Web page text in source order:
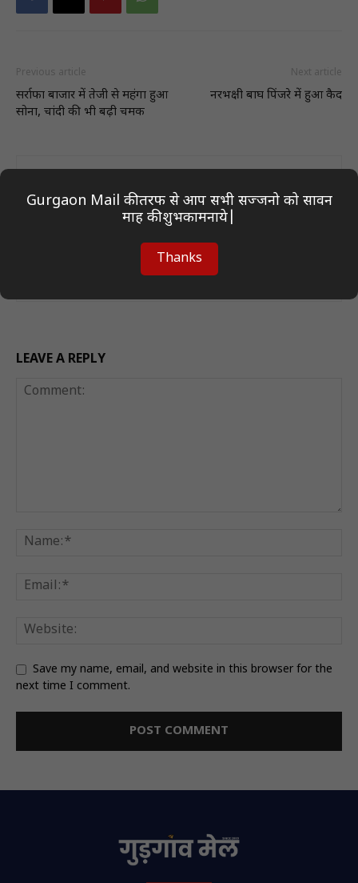
Previous article
सर्राफा बाजार में तेजी से महंगा हुआ
सोना, चांदी की भी बढ़ी चमक
Next article
नरभक्षी बाघ पिंजरे में हुआ कैद
Author On Desk
LEAVE A REPLY
Save my name, email, and website in this browser for the
next time I comment.
Gurgaon Mail की तरफ से आप सभी सज्जनो को सावन
माह की शुभकामनाये|
Thanks